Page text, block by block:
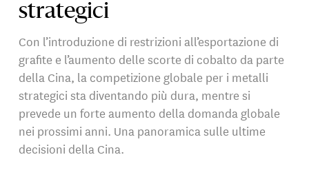
strategici
Con l’introduzione di restrizioni all’esportazione di
grafite e l’aumento delle scorte di cobalto da parte
della Cina, la competizione globale per i metalli
strategici sta diventando più dura, mentre si
prevede un forte aumento della domanda globale
nei prossimi anni. Una panoramica sulle ultime
decisioni della Cina.